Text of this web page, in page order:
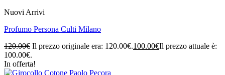
Nuovi Arrivi
Profumo Persona Culti Milano
120.00€ Il prezzo originale era: 120.00€.100.00€Il prezzo attuale è:
100.00€.
In offerta!